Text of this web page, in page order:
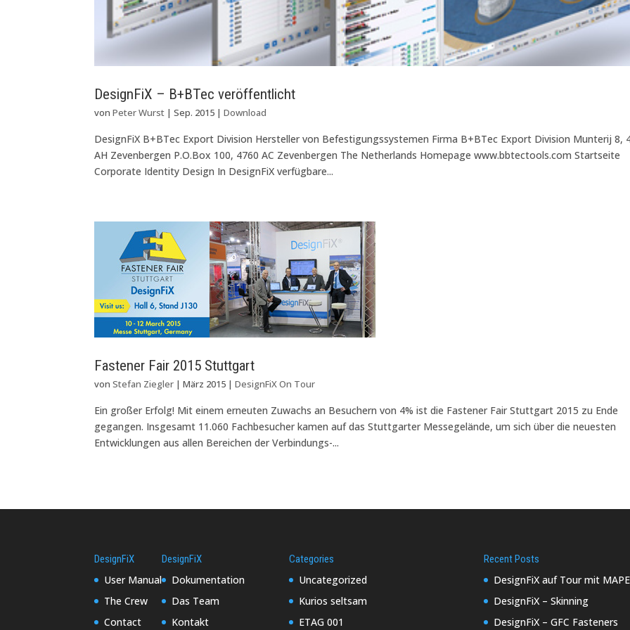
DesignFiX – B+BTec veröffentlicht
vonPeter Wurst |Sep. 2015 |Download
DesignFiX B+BTec Export Division Hersteller von Befestigungssystemen Firma B+BTec Export Division Munterij 8,
AH Zevenbergen P.O.Box 100, 4760 AC Zevenbergen The Netherlands Homepage www.bbtectools.com Startseite
Corporate Identity Design In DesignFiX verfügbare...
Fastener Fair 2015 Stuttgart
vonStefan Ziegler |März 2015 |DesignFiX On Tour
Ein großer Erfolg! Mit einem erneuten Zuwachs an Besuchern von 4% ist die Fastener Fair Stuttgart 2015 zu Ende
gegangen. Insgesamt 11.060 Fachbesucher kamen auf das Stuttgarter Messegelände, um sich über die neuesten
Entwicklungen aus allen Bereichen der Verbindungs-...
DesignFiX
User Manual
The Crew
Contact
DesignFiX
Dokumentation
Das Team
Kontakt
Categories
Uncategorized
Kurios seltsam
ETAG 001
Recent Posts
DesignFiX auf Tour mit
DesignFiX – Skinning
DesignFiX – GFC Fasteners